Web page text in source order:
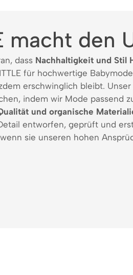
macht den
dass Nachhaltigkeit und Stil
für hochwertige
erschwinglich bleibt.
indem wir Mode passend
und organische
entworfen, geprüft und
sie unseren hohen